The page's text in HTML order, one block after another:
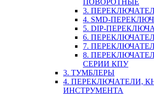
ПОВОРОТНЫЕ
3.
4. SMD-
5. DIP-
6.
7.
8.
СЕРИИ КПУ
3. ТУМБЛЕРЫ
4. ПЕРЕКЛЮЧАТЕЛИ,
ИНСТРУМЕНТА